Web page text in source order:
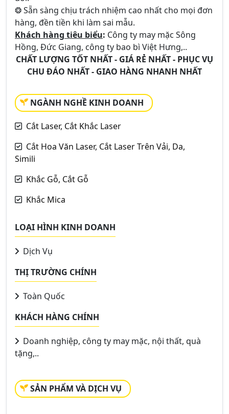
❂ Sẵn sàng chịu trách nhiệm cao nhất cho mọi đơn
hàng, đền tiền khi làm sai mẫu.
Khách hàng tiêu biểu: Công ty may mặc Sông
Hồng, Đức Giang, công ty bao bì Việt Hưng,..
CHẤT LƯỢNG TỐT NHẤT - GIÁ RẺ NHẤT - PHỤC VỤ
CHU ĐÁO NHẤT - GIAO HÀNG NHANH NHẤT
NGÀNH NGHỀ KINH DOANH
Cắt Laser, Cắt Khắc Laser
Cắt Hoa Văn Laser, Cắt Laser Trên Vải, Da,
Simili
Khắc Gỗ, Cắt Gỗ
Khắc Mica
LOẠI HÌNH KINH DOANH
Dịch Vụ
THỊ TRƯỜNG CHÍNH
Toàn Quốc
KHÁCH HÀNG CHÍNH
Doanh nghiệp, công ty may mặc, nội thất, quà
tặng,..
SẢN PHẨM VÀ DỊCH VỤ